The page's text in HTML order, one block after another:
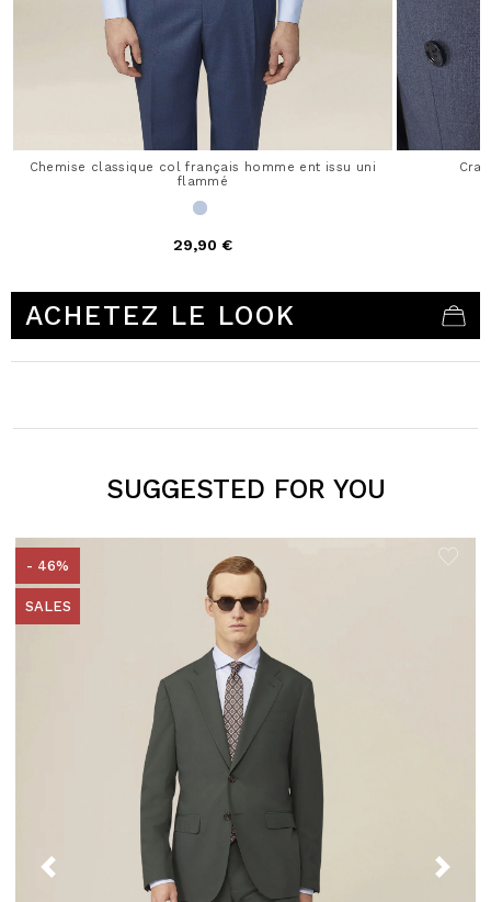
Chemise classique col français homme ent issu uni
flammé
29,90 €
ACHETEZ LE LOOK
SUGGESTED FOR YOU
- 46%
SALES